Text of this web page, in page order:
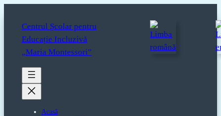
conținut
Centrul Școlar pentru
Educație Incluzivă
„Maria Montessori”
Acasă